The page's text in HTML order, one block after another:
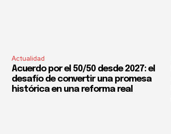
Actualidad
Acuerdo por el 50/50 desde 2027: el
desafío de convertir una promesa
histórica en una reforma real